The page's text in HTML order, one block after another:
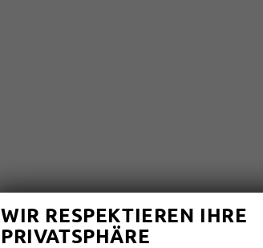
WIR RESPEKTIEREN IHRE
PRIVATSPHÄRE